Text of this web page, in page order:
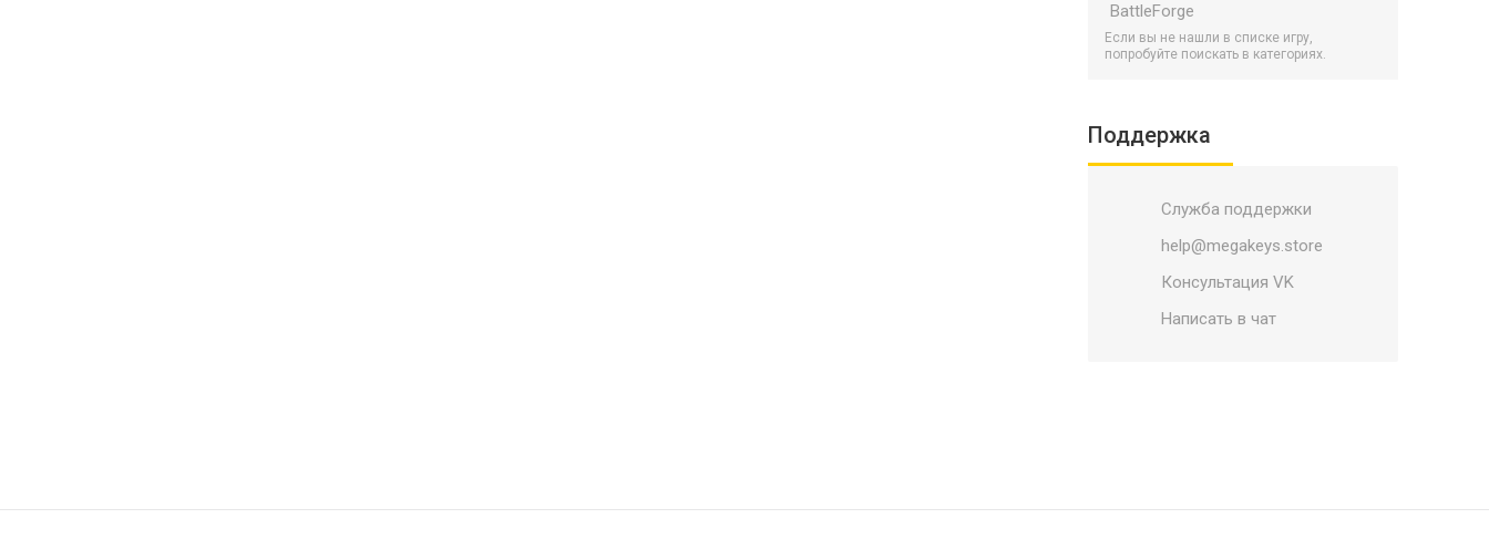
BattleForge
Battlerite
Bayonetta
BioShock
Black Mirror
Blacksad: Under the Skin
Blade and Soul
Borderlands
Если вы не нашли в списке игру,
попробуйте поискать в категориях.
Поддержка
Служба поддержки
help@megakeys.store
Консультация VK
Написать в чат